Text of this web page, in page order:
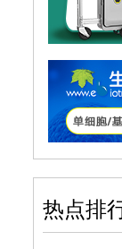
热点排